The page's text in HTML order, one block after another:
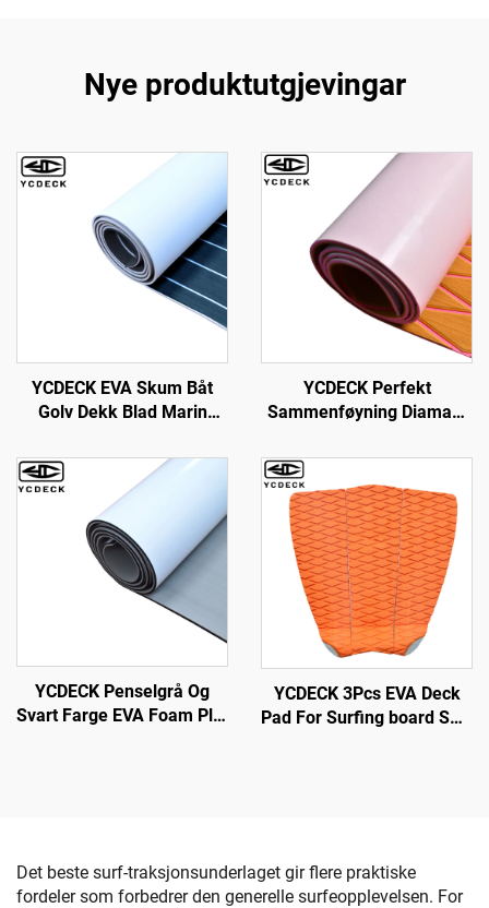
Nye produktutgjevingar
YCDECK EVA Skum Båt
Golv Dekk Blad Marin
Selvklebende Golv for
Motorbåt RV Jakt Kayak
Swimmingpool Havdekke
Pad
YCDECK Perfekt
Sammenføyning Diamant
Tykk Med Selv-Adhesiv
Egnet for
Jakter,Hager,Kart,osv
YCDECK Penselgrå Og
Svart Farge EVA Foam Plat
YCDECK 3Pcs EVA Deck
Pad For Surfing board SUP
Det beste surf-traksjonsunderlaget gir flere praktiske
fordeler som forbedrer den generelle surfeopplevelsen. For